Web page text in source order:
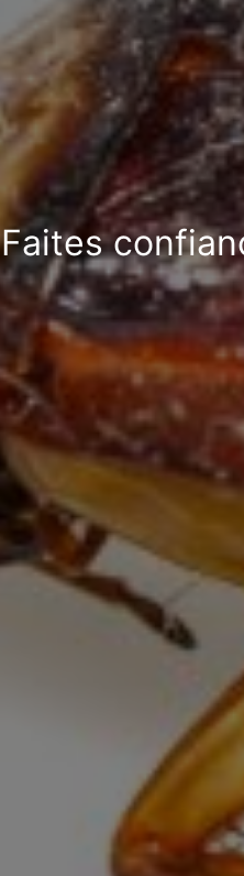
Faites